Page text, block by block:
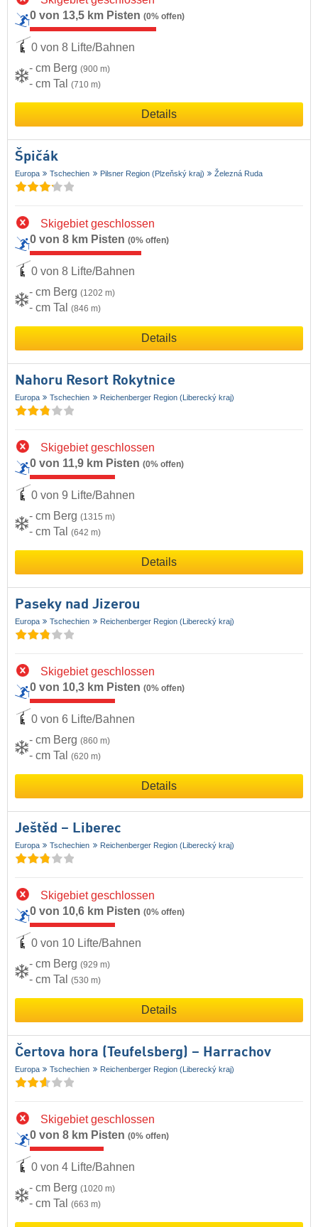
0 von 13,5 km Pisten (0% offen)
0 von 8 Lifte/Bahnen
- cm Berg (900 m)
- cm Tal (710 m)
Details
Špičák
Europa Tschechien Pilsner Region (Plzeňský kraj) Železná Ruda
Skigebiet geschlossen
0 von 8 km Pisten (0% offen)
0 von 8 Lifte/Bahnen
- cm Berg (1202 m)
- cm Tal (846 m)
Details
Nahoru Resort Rokytnice
Europa Tschechien Reichenberger Region (Liberecký kraj)
Skigebiet geschlossen
0 von 11,9 km Pisten (0% offen)
0 von 9 Lifte/Bahnen
- cm Berg (1315 m)
- cm Tal (642 m)
Details
Paseky nad Jizerou
Europa Tschechien Reichenberger Region (Liberecký kraj)
Skigebiet geschlossen
0 von 10,3 km Pisten (0% offen)
0 von 6 Lifte/Bahnen
- cm Berg (860 m)
- cm Tal (620 m)
Details
Ještěd – Liberec
Europa Tschechien Reichenberger Region (Liberecký kraj)
Skigebiet geschlossen
0 von 10,6 km Pisten (0% offen)
0 von 10 Lifte/Bahnen
- cm Berg (929 m)
- cm Tal (530 m)
Details
Čertova hora (Teufelsberg) – Harrachov
Europa Tschechien Reichenberger Region (Liberecký kraj)
Skigebiet geschlossen
0 von 8 km Pisten (0% offen)
0 von 4 Lifte/Bahnen
- cm Berg (1020 m)
- cm Tal (663 m)